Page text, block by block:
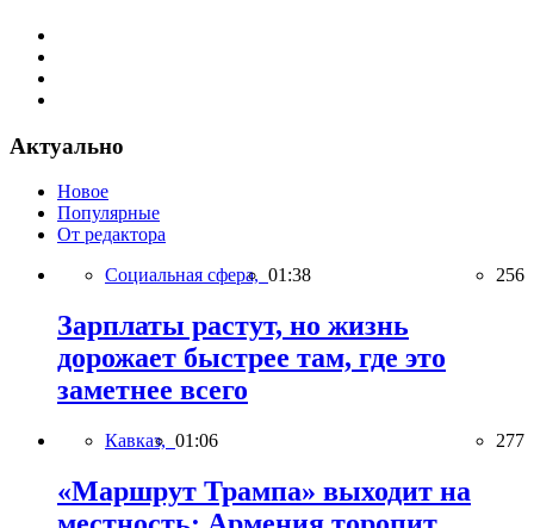
Актуально
Новое
Популярные
От редактора
Социальная сфера, 01:38 256
Зарплаты растут, но жизнь
дорожает быстрее там, где это
заметнее всего
Кавказ, 01:06 277
«Маршрут Трампа» выходит на